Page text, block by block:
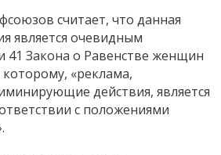
считает, что данная
является очевидным
41 Закона о Равенстве женщин
«реклама,
действия, является
с положениями